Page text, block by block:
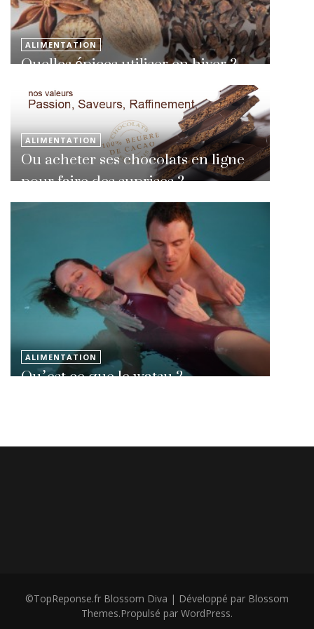
ALIMENTATION
Quelles épices utiliser en hiver ?
ALIMENTATION
Ou acheter ses chocolats en ligne
pour faire des suprises ?
ALIMENTATION
Qu’est ce que le watsu ?
©TopReponse.fr Blossom Diva | Développé par Blossom
Themes.Propulsé par WordPress.